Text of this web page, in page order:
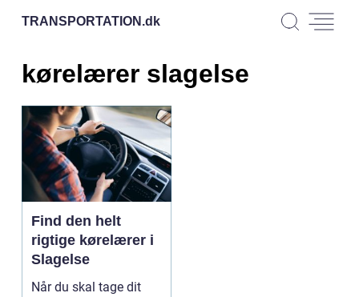
TRANSPORTATION.dk
kørelærer slagelse
Find den helt
rigtige kørelærer i
Slagelse
Når du skal tage dit